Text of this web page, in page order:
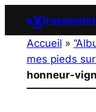
contenu
eX
Accueil »
mes pieds sur
honneur-